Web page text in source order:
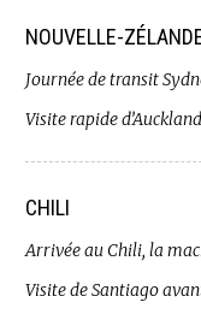
NOUVELLE-
Journée de transit
Visite rapide
CHILI
Arrivée au Chili, la
Visite de Santiago